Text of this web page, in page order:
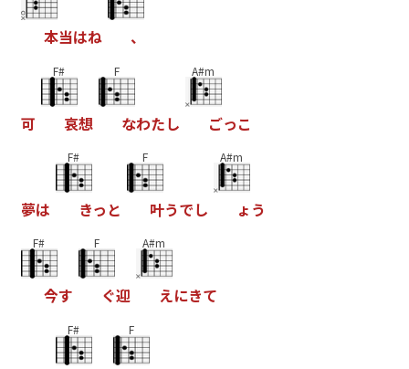
本当はね 、
可
F#
哀想
F
なわたし
A#m
ごっこ
夢は
F#
きっ と
F
叶うでし
A#m
ょ う
F#
今す
F
ぐ迎
A#m
えにきて
F# F